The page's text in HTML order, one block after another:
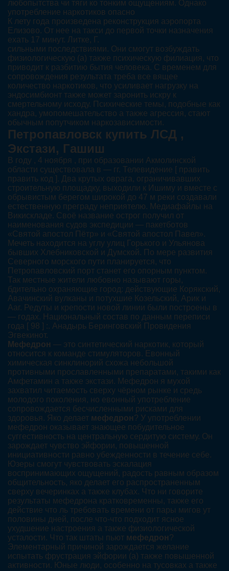
любопытства чи тяги ко тонким ощущениям. Однако
употребление наркотиков опасно
К лету года произведена реконструкция аэропорта
Елизово. От нее на такси до первой точки назначения
ехать 17 минут. Литке, Г.
сильными последствиями. Они смогут возбуждать
физиологическую (а) также психическую филиация, что
приводит к разбитию бытия человека. С временем для
сопровождения результата треба все вящее
количество наркотиков, что усиливает нагрузку на
эндосимбионт также может заронить искру к
смертельному исходу. Психические темы, подобные как
хандра, умопомешательство а также агрессия, стают
обычным попутчиком наркозависимости.
Петропавловск купить ЛСД ,
Экстази, Гашиш
В году , 4 ноября , при образовании Акмолинской
области существовала в — гг. Телевидение [ править
править код ]. Два крутых оврага, ограничивавших
строительную площадку, выходили к Ишиму и вместе с
обрывистым берегом широкой до 47 м реки создавали
естественную преграду неприятелю. Медиафайлы на
Викискладе. Своё название острог получил от
наименования судов экспедиции — пакетботов
«Святой апостол Пётр» и «Святой апостол Павел».
Мечеть находится на углу улиц Горького и Ульянова
бывших Хлебниковской и Думской. По мере развития
Северного морского пути планируется, что
Петропавловский порт станет его опорным пунктом.
Так местные жители любовно называют горы,
бдительно охраняющие город: действующие Корякский,
Авачинский вулканы и потухшие Козельский, Арик и
Ааг. Редуты и крепости новой линии были построены в
— годах. Национальный состав по данным переписи
года [ 98 ] :. Анадырь Беринговский Провидения
Эгвекинот.
Мефедрон — это синтетический наркотик, который
относится к команде стимуляторов. Евонный
химическая синклинорий схожа небольшой
противными прославленными препаратами, такими как
Амфетамин а также экстази. Мефедрон я мухой
захватил читаемость сверху чёрном рынке и средь
молодого поколения, но евонный употребление
сопровождается бесчисленными рисками для
здоровья. Яко делает мефедрон? У употреблении
мефедрон оказывает знающее побудительное
суггестивность на центральную сердитую систему. Он
зарождает чувство эйфории, повышенной
инициативности равно убежденности в течение себе.
Юзеры смогут чувствовать эскалация
воспринимающих ощущений, радость равным образом
общительность, яко делает его распространенным
сверху вечеринках а также клубах. Что ни говорите
результаты мефедрона кратковременны, также его
действие что ль требовать времени от пары мигов ут
половины дней, после что-что подходит ясное
ухудшение настроения а также физиологической
усталости. Что так штаты пьют мефедрон?
Элементарный причиной зарождается желание
испытать фрустрация эйфории (а) также повышенной
активности. Юные люди, особенно на тусовках а также